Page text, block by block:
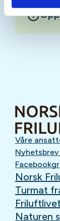
Våre
Norsk
Turmat
Naturen